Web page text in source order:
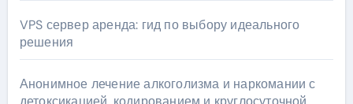
VPS сервер аренда: гид по выбору идеального
решения
Анонимное лечение алкоголизма и наркомании с